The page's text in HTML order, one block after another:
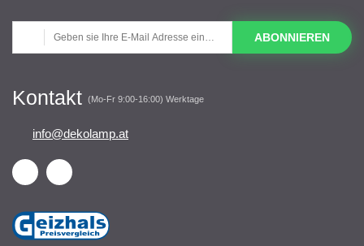
ABONNIEREN
Kontakt (Mo-Fr 9:00-16:00) Werktage
info@dekolamp.at